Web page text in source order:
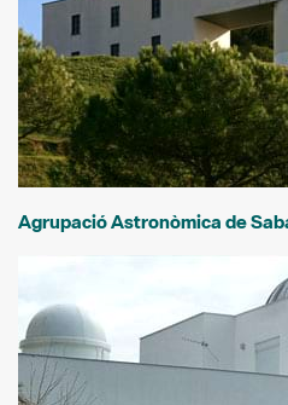
Agrupació Astronòmica de